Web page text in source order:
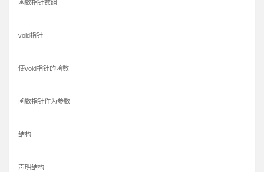
函数指针数组
void指针
使void指针的函数
函数指针作为参数
结构
声明结构